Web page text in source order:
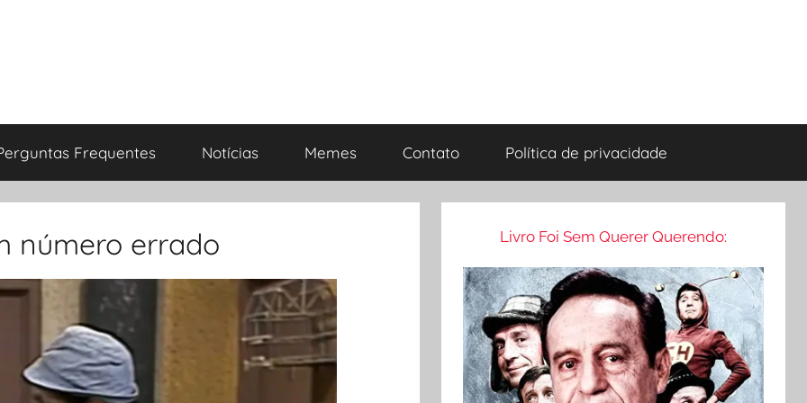
Frequentes Notícias Memes Contato Política de privacidade
número errado Livro Foi Sem Querer Querendo: